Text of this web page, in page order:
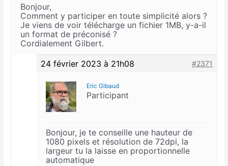
Bonjour,
Comment y participer en toute simplicité alors ?
Je viens de voir télécharge un fichier 1MB, y-a-il
un format de préconisé ?
Cordialement Gilbert.
24 février 2023 à 21h08
#2371
Eric Gibaud
Participant
Bonjour, je te conseille une hauteur de
1080 pixels et résolution de 72dpi, la
largeur tu la laisse en proportionnelle
automatique